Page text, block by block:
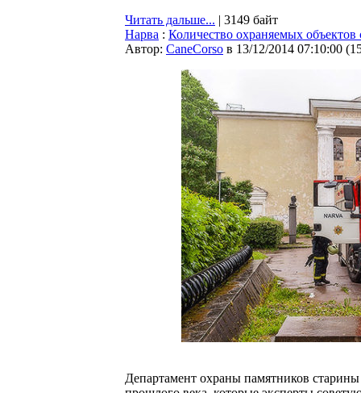
Читать дальше... | 3149 байт
Нарва : Количество охраняемых
Автор: CaneCorso в 13/12/2014 07:10:00 (
Департамент охраны памятников